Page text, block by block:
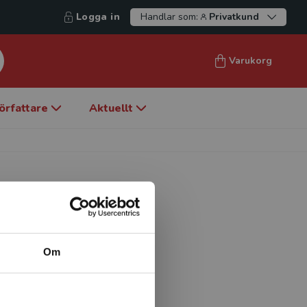
Om
Logga in Handlar som: Privatkund
Varukorg
Aktuellt